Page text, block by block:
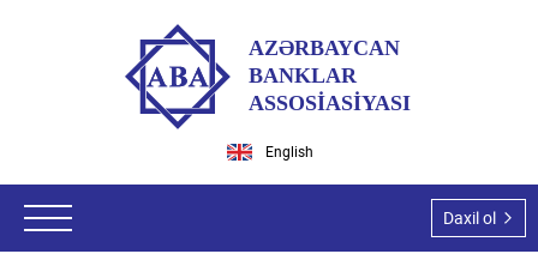
AZƏRBAYCAN
BANKLAR
ASSOSİASİYASI
English
Daxil ol